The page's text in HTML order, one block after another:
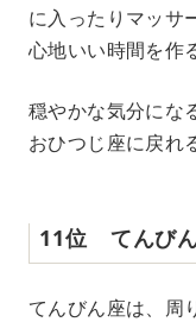
に入ったりマッサ
心地いい時間を作
穏やかな気分にな
おひつじ座に戻れ
11位 てんび
てんびん座は、周